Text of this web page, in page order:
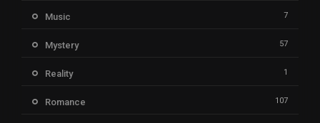
Music 7
Mystery 57
Reality 1
Romance 107